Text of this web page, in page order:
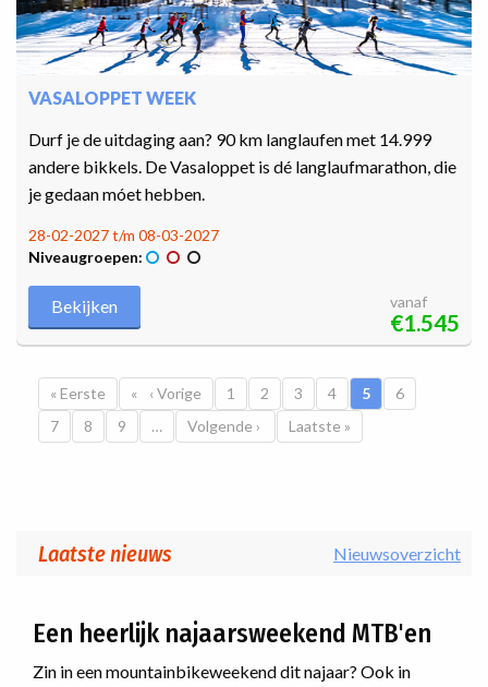
VASALOPPET WEEK
Durf je de uitdaging aan? 90 km langlaufen met 14.999
andere bikkels. De Vasaloppet is dé langlaufmarathon, die
je gedaan móet hebben.
28-02-2027 t/m 08-03-2027
Niveaugroepen:
Bekijken vanaf
€1.545
Paginatie
Eerste pagina
« Eerste Vorige pagina
‹ Vorige Pagina
1 Pagina
2 Pagina
3 Pagina
4 Huidige pagina
5 Pagina
6
Pagina
7 Pagina
8 Pagina
9 … Volgende pagina
Volgende › Laatste pagina
Laatste »
Laatste nieuws Nieuwsoverzicht
Een heerlijk najaarsweekend MTB'en
Zin in een mountainbikeweekend dit najaar? Ook in